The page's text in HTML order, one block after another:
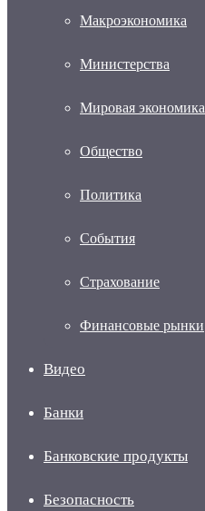
Макроэкономика
Министерства
Мировая экономика
Общество
Политика
События
Страхование
Финансовые рынки
Видео
Банки
Банковские продукты
Безопасность